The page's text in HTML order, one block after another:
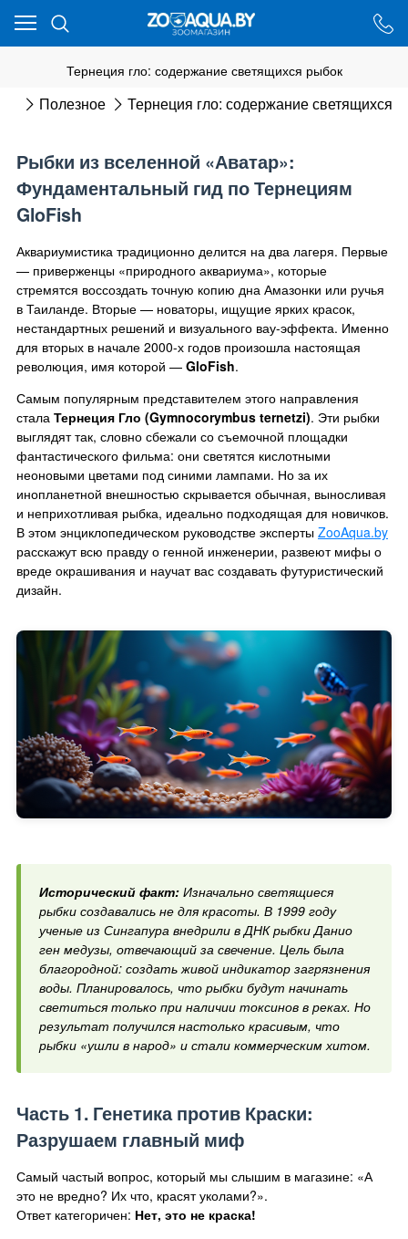
Тернеция гло: содержание светящихся рыбок
Полезное Тернеция гло: содержание светящихся
Рыбки из вселенной «Аватар»:
Фундаментальный гид по Тернециям
GloFish
Аквариумистика традиционно делится на два лагеря. Первые
— приверженцы «природного аквариума», которые
стремятся воссоздать точную копию дна Амазонки или ручья
в Таиланде. Вторые — новаторы, ищущие ярких красок,
нестандартных решений и визуального вау-эффекта. Именно
для вторых в начале 2000-х годов произошла настоящая
революция, имя которой — GloFish.
Самым популярным представителем этого направления
стала Тернеция Гло (Gymnocorymbus ternetzi). Эти рыбки
выглядят так, словно сбежали со съемочной площадки
фантастического фильма: они светятся кислотными
неоновыми цветами под синими лампами. Но за их
инопланетной внешностью скрывается обычная, выносливая
и неприхотливая рыбка, идеально подходящая для новичков.
В этом энциклопедическом руководстве эксперты ZooAqua.by
расскажут всю правду о генной инженерии, развеют мифы о
вреде окрашивания и научат вас создавать футуристический
дизайн.
Исторический факт: Изначально светящиеся
рыбки создавались не для красоты. В 1999 году
ученые из Сингапура внедрили в ДНК рыбки Данио
ген медузы, отвечающий за свечение. Цель была
благородной: создать живой индикатор загрязнения
воды. Планировалось, что рыбки будут начинать
светиться только при наличии токсинов в реках. Но
результат получился настолько красивым, что
рыбки «ушли в народ» и стали коммерческим хитом.
Часть 1. Генетика против Краски:
Разрушаем главный миф
Самый частый вопрос, который мы слышим в магазине: «А
это не вредно? Их что, красят уколами?».
Ответ категоричен: Нет, это не краска!
Ваш город - Минск,
НЕТ